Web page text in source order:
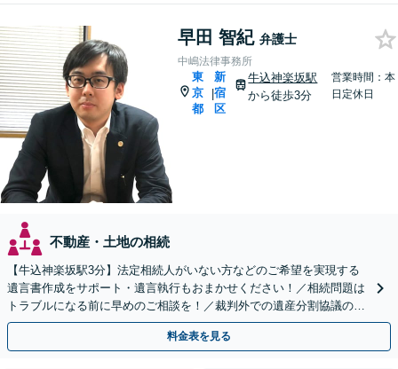
早田 智紀 弁護士
中嶋法律事務所
東
京
都
|
新
宿
区
牛込神楽坂駅
から徒歩3分
営業時間：本
日定休日
不動産・土地の相続
【牛込神楽坂駅3分】法定相続人がいない方などのご希望を実現する
遺言書作成をサポート・遺言執行もおまかせください！／相続問題は
トラブルになる前に早めのご相談を！／裁判外での遺産分割協議の経
験多数【完全個室対応】
料金表を見る